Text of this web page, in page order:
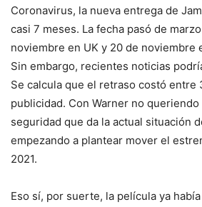
Coronavirus, la nueva entrega de
casi 7 meses. La fecha pasó de
noviembre en UK y 20 de noviembre
Sin embargo, recientes noticias
Se calcula que el retraso costó entre
publicidad. Con Warner no
seguridad que da la actual situación
empezando a plantear mover el
2021.
Eso sí, por suerte, la película ya